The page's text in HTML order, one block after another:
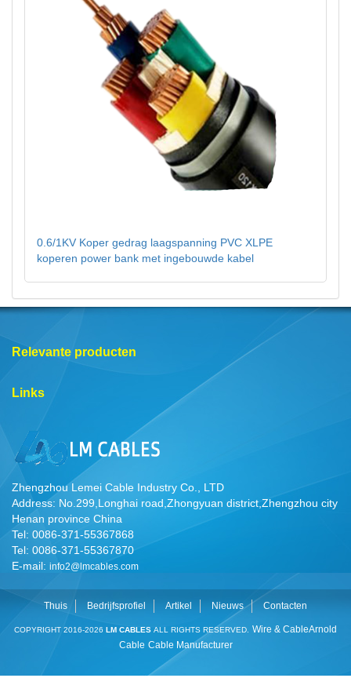
0.6/1KV Koper gedrag laagspanning PVC XLPE
koperen power bank met ingebouwde kabel
Relevante producten
Links
Zhengzhou Lemei Cable Industry Co., LTD
Address: No.299,Longhai road,Zhongyuan district,Zhengzhou city
Henan province China
Tel: 0086-371-55367868
Tel: 0086-371-55367870
E-mail: info2@lmcables.com
Thuis Bedrijfsprofiel Artikel Nieuws Contacten
COPYRIGHT 2016-2026 LM CABLES ALL RIGHTS RESERVED. Wire & CableArnold
Cable Cable Manufacturer